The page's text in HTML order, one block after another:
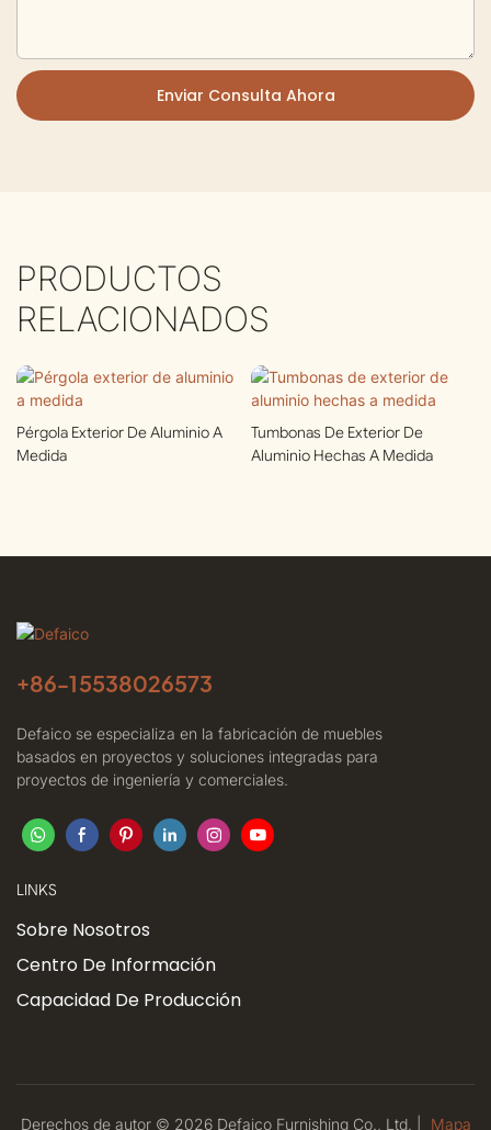
Enviar Consulta Ahora
PRODUCTOS
RELACIONADOS
Pérgola Exterior De Aluminio A
Medida
Tumbonas De Exterior De
Aluminio Hechas A Medida
+86-15538026573
Defaico se especializa en la fabricación de muebles
basados ​​en proyectos y soluciones integradas para
proyectos de ingeniería y comerciales.
LINKS
Sobre Nosotros
Centro De Información
Capacidad De Producción
Derechos de autor © 2026 Defaico Furnishing Co., Ltd. | Mapa